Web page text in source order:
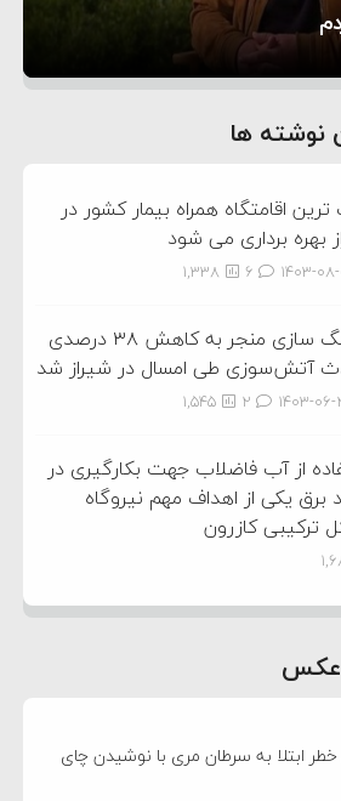
ها
ترین اقامتگاه همراه بیمار کشور در
بهره برداری می شود
۰۸-۰۹ 1,338
فرهنگ سازی منجر به کاهش ۳۸ درصدی
آتش‌سوزی طی امسال در شیراز شد
۰۶-۲۷ 1,545
از آب فاضلاب جهت بکارگیری در
برق یکی از اهداف مهم نیروگاه
ترکیبی کازرون
عکس
ابتلا به سرطان مری با نوشیدن چای